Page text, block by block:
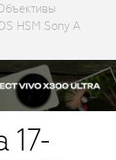
HSM Sony A
17-